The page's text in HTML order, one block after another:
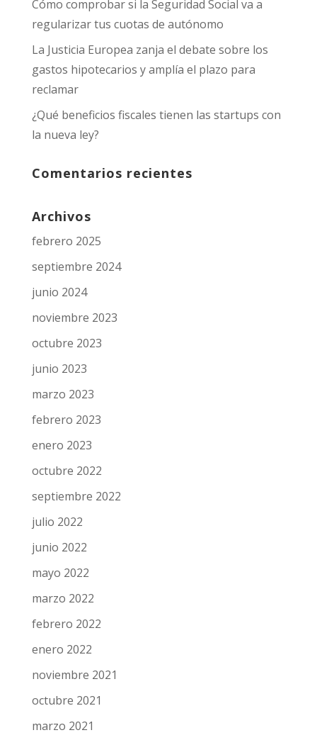
Cómo comprobar si la Seguridad Social va a
regularizar tus cuotas de autónomo
La Justicia Europea zanja el debate sobre los
gastos hipotecarios y amplía el plazo para
reclamar
¿Qué beneficios fiscales tienen las startups con
la nueva ley?
Comentarios recientes
Archivos
febrero 2025
septiembre 2024
junio 2024
noviembre 2023
octubre 2023
junio 2023
marzo 2023
febrero 2023
enero 2023
octubre 2022
septiembre 2022
julio 2022
junio 2022
mayo 2022
marzo 2022
febrero 2022
enero 2022
noviembre 2021
octubre 2021
marzo 2021